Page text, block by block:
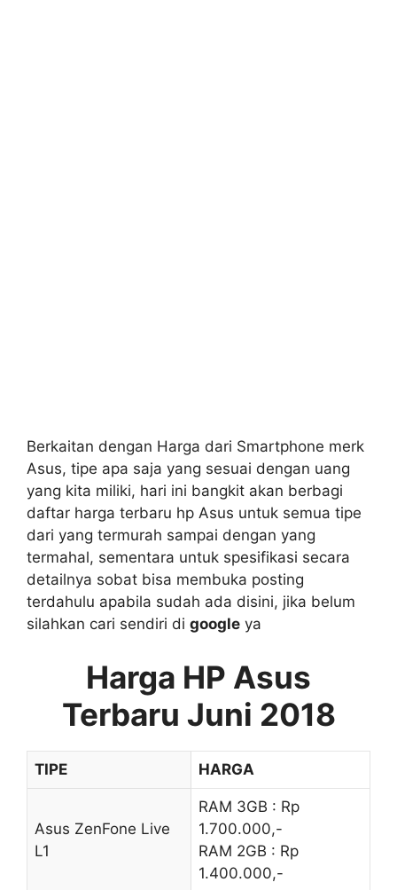
Berkaitan dengan Harga dari Smartphone merk
Asus, tipe apa saja yang sesuai dengan uang
yang kita miliki, hari ini bangkit akan berbagi
daftar harga terbaru hp Asus untuk semua tipe
dari yang termurah sampai dengan yang
termahal, sementara untuk spesifikasi secara
detailnya sobat bisa membuka posting
terdahulu apabila sudah ada disini, jika belum
silahkan cari sendiri di google ya
Harga HP Asus
Terbaru Juni 2018
TIPE HARGA
Asus ZenFone Live
L1
RAM 3GB : Rp
1.700.000,-
RAM 2GB : Rp
1.400.000,-